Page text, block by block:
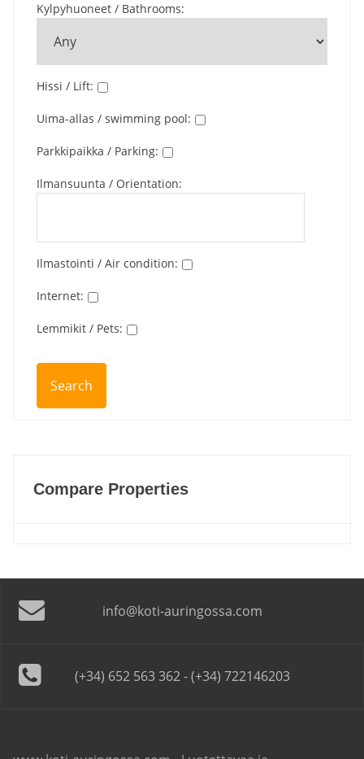
Kylpyhuoneet / Bathrooms:
Hissi / Lift:
Uima-allas / swimming pool:
Parkkipaikka / Parking:
Ilmansuunta / Orientation:
Ilmastointi / Air condition:
Internet:
Lemmikit / Pets:
Compare Properties
info@koti-auringossa.com
(+34) 652 563 362 - (+34) 722146203